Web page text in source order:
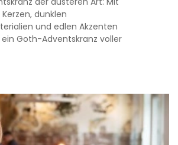
dunklen
und edlen Akzenten
Goth-Adventskranz voller